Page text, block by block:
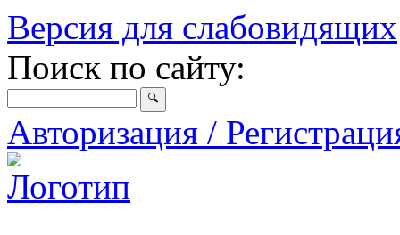
Версия для слабовидящих
Поиск по сайту:
Авторизация /